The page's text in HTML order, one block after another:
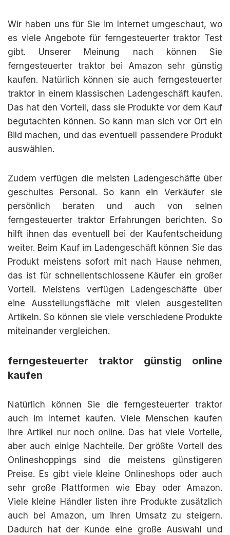
Wir haben uns für Sie im Internet umgeschaut, wo
es viele Angebote für ferngesteuerter traktor Test
gibt. Unserer Meinung nach können Sie
ferngesteuerter traktor bei Amazon sehr günstig
kaufen. Natürlich können sie auch ferngesteuerter
traktor in einem klassischen Ladengeschäft kaufen.
Das hat den Vorteil, dass sie Produkte vor dem Kauf
begutachten können. So kann man sich vor Ort ein
Bild machen, und das eventuell passendere Produkt
auswählen.
Zudem verfügen die meisten Ladengeschäfte über
geschultes Personal. So kann ein Verkäufer sie
persönlich beraten und auch von seinen
ferngesteuerter traktor Erfahrungen berichten. So
hilft ihnen das eventuell bei der Kaufentscheidung
weiter. Beim Kauf im Ladengeschäft können Sie das
Produkt meistens sofort mit nach Hause nehmen,
das ist für schnellentschlossene Käufer ein großer
Vorteil. Meistens verfügen Ladengeschäfte über
eine Ausstellungsfläche mit vielen ausgestellten
Artikeln. So können sie viele verschiedene Produkte
miteinander vergleichen.
ferngesteuerter traktor günstig online
kaufen
Natürlich können Sie die ferngesteuerter traktor
auch im Internet kaufen. Viele Menschen kaufen
ihre Artikel nur noch online. Das hat viele Vorteile,
aber auch einige Nachteile. Der größte Vorteil des
Onlineshoppings sind die meistens günstigeren
Preise. Es gibt viele kleine Onlineshops oder auch
sehr große Plattformen wie Ebay oder Amazon.
Viele kleine Händler listen ihre Produkte zusätzlich
auch bei Amazon, um ihren Umsatz zu steigern.
Dadurch hat der Kunde eine große Auswahl und